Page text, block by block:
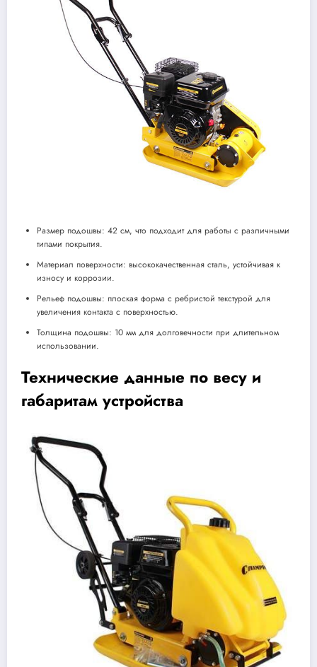
Размер подошвы: 42 см, что подходит для работы с различными
типами покрытия.
Материал поверхности: высококачественная сталь, устойчивая к
износу и коррозии.
Рельеф подошвы: плоская форма с ребристой текстурой для
увеличения контакта с поверхностью.
Толщина подошвы: 10 мм для долговечности при длительном
использовании.
Технические данные по весу и
габаритам устройства